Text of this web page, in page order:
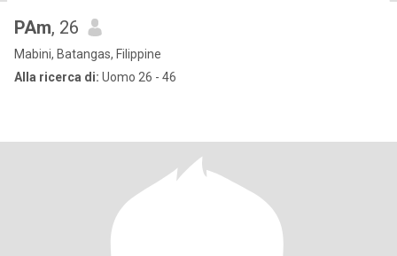
PAm, 26
Mabini, Batangas, Filippine
Alla ricerca di: Uomo 26 - 46